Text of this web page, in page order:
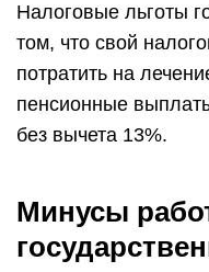
Налоговые льготы
том, что свой
потратить на
пенсионные
без вычета 13%.
Минусы